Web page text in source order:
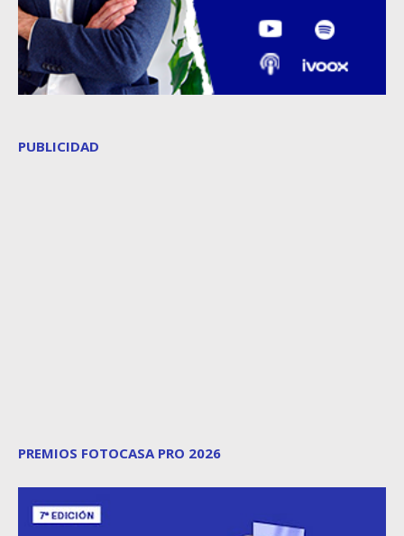
PUBLICIDAD
PREMIOS FOTOCASA PRO 2026